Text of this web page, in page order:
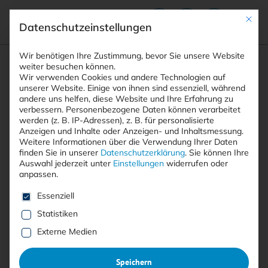
Suchfeld
Suchen
Breadcrumb-Navigation
STARTSEITE ARTIKEL DROHT DIE CYBER-KATASTROPHE?
Free
Droht die Cyber-Katastrophe?
Am Rande des Weltwirtschaftsforums in Davos
wurde unter anderem auch über Cybersecurity
und die Möglichkeiten eines Cyberkriegs
Mit
Datenschutzeinstellungen
Wir benötigen Ihre Zustimmung, bevor Sie unsere Website
weiter besuchen können.
Wir verwenden Cookies und andere Technologien auf
unserer Website. Einige von ihnen sind essenziell, während
andere uns helfen, diese Website und Ihre Erfahrung zu
verbessern. Personenbezogene Daten können verarbeitet
werden (z. B. IP-Adressen), z. B. für personalisierte
Anzeigen und Inhalte oder Anzeigen- und Inhaltsmessung.
Weitere Informationen über die Verwendung Ihrer Daten
finden Sie in unserer Datenschutzerklärung. Sie können Ihre
Auswahl jederzeit unter Einstellungen widerrufen oder
anpassen.
Es folgt eine Liste der Service-Gruppen, für die eine
Essenziell
Statistiken
Externe Medien
Speichern